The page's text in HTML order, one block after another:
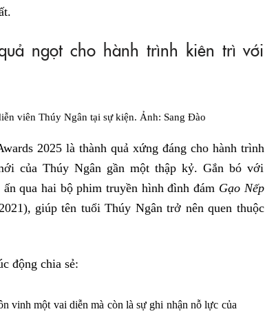
ngọt cho hành trình kiên trì với
viên Thúy Ngân tại sự kiện. Ảnh: Sang Đào
2025 là thành quả xứng đáng cho hành trình
của Thúy Ngân gần một thập kỷ. Gắn bó với
qua hai bộ phim truyền hình đình đám Gạo Nếp
giúp tên tuổi Thúy Ngân trở nên quen thuộc
động chia sẻ:
vinh một vai diễn mà còn là sự ghi nhận nỗ lực của